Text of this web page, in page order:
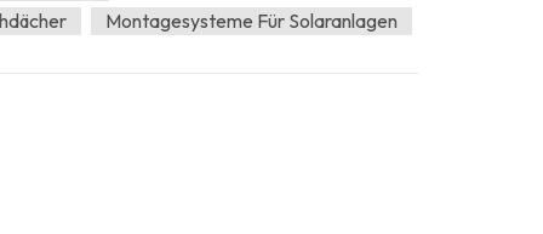
Montagesysteme Für Solaranlagen